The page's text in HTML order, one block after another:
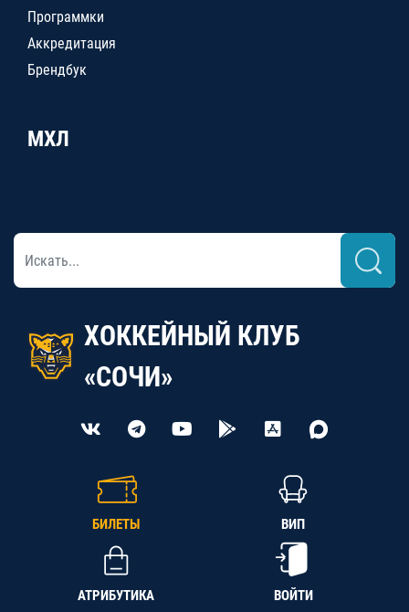
Программки
Аккредитация
Брендбук
МХЛ
ХОККЕЙНЫЙ КЛУБ
«СОЧИ»
БИЛЕТЫ ВИП
АТРИБУТИКА ВОЙТИ